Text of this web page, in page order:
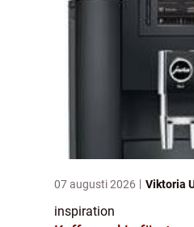
07 augusti 2026 Viktoria
inspiration